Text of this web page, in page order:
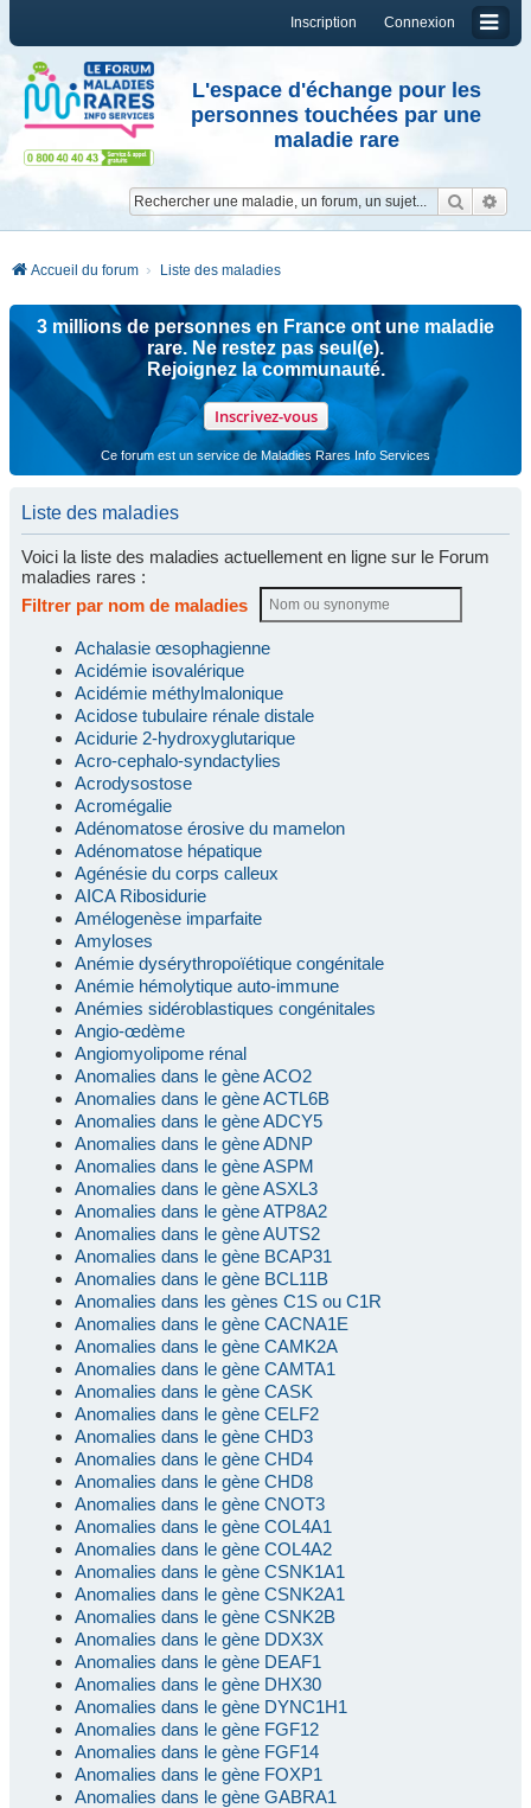
Connexion
Inscription
L'espace d'échange pour les
personnes touchées par une
maladie rare
Accueil du forum Liste des maladies
3 millions de personnes en France ont une maladie
rare. Ne restez pas seul(e).
Rejoignez la communauté.
Inscrivez-vous
Ce forum est un service de Maladies Rares Info Services
Liste des maladies
Voici la liste des maladies actuellement en ligne sur le Forum
maladies rares :
Filtrer par nom de maladies
Achalasie œsophagienne
Acidémie isovalérique
Acidémie méthylmalonique
Acidose tubulaire rénale distale
Acidurie 2-hydroxyglutarique
Acro-cephalo-syndactylies
Acrodysostose
Acromégalie
Adénomatose érosive du mamelon
Adénomatose hépatique
Agénésie du corps calleux
AICA Ribosidurie
Amélogenèse imparfaite
Amyloses
Anémie dysérythropoïétique congénitale
Anémie hémolytique auto-immune
Anémies sidéroblastiques congénitales
Angio-œdème
Angiomyolipome rénal
Anomalies dans le gène ACO2
Anomalies dans le gène ACTL6B
Anomalies dans le gène ADCY5
Anomalies dans le gène ADNP
Anomalies dans le gène ASPM
Anomalies dans le gène ASXL3
Anomalies dans le gène ATP8A2
Anomalies dans le gène AUTS2
Anomalies dans le gène BCAP31
Anomalies dans le gène BCL11B
Anomalies dans les gènes C1S ou C1R
Anomalies dans le gène CACNA1E
Anomalies dans le gène CAMK2A
Anomalies dans le gène CAMTA1
Anomalies dans le gène CASK
Anomalies dans le gène CELF2
Anomalies dans le gène CHD3
Anomalies dans le gène CHD4
Anomalies dans le gène CHD8
Anomalies dans le gène CNOT3
Anomalies dans le gène COL4A1
Anomalies dans le gène COL4A2
Anomalies dans le gène CSNK1A1
Anomalies dans le gène CSNK2A1
Anomalies dans le gène CSNK2B
Anomalies dans le gène DDX3X
Anomalies dans le gène DEAF1
Anomalies dans le gène DHX30
Anomalies dans le gène DYNC1H1
Anomalies dans le gène FGF12
Anomalies dans le gène FGF14
Anomalies dans le gène FOXP1
Anomalies dans le gène GABRA1